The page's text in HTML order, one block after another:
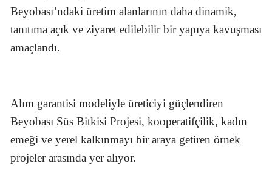
Beyobası’ndaki üretim alanlarının daha dinamik,
tanıtıma açık ve ziyaret edilebilir bir yapıya kavuşması
amaçlandı.
Alım garantisi modeliyle üreticiyi güçlendiren
Beyobası Süs Bitkisi Projesi, kooperatifçilik, kadın
emeği ve yerel kalkınmayı bir araya getiren örnek
projeler arasında yer alıyor.